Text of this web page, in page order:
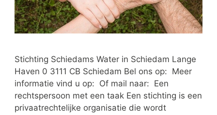
Stichting Schiedams Water in Schiedam Lange
Haven 0 3111 CB Schiedam Bel ons op: Meer
informatie vind u op: Of mail naar: Een
rechtspersoon met een taak Een stichting is een
privaatrechtelijke organisatie die wordt